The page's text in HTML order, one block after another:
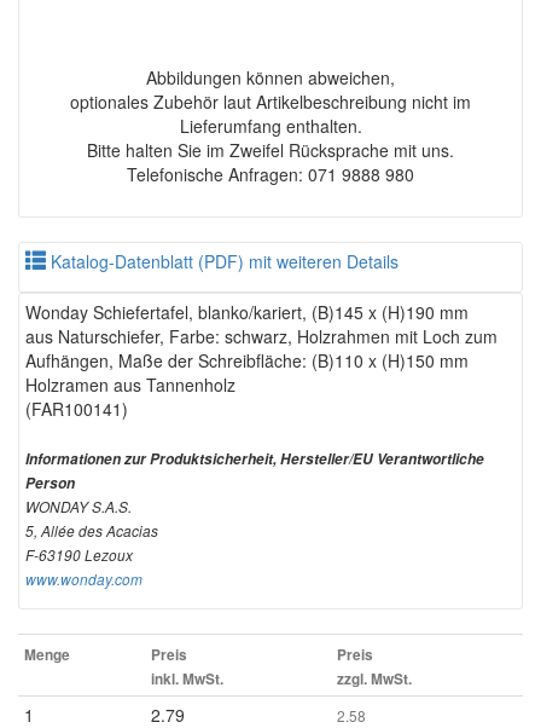
Abbildungen können abweichen,
optionales Zubehör laut Artikelbeschreibung nicht im
Lieferumfang enthalten.
Bitte halten Sie im Zweifel Rücksprache mit uns.
Telefonische Anfragen: 071 9888 980
Katalog-Datenblatt (PDF) mit weiteren Details
Wonday Schiefertafel, blanko/kariert, (B)145 x (H)190 mm
aus Naturschiefer, Farbe: schwarz, Holzrahmen mit Loch zum
Aufhängen, Maße der Schreibfläche: (B)110 x (H)150 mm
Holzramen aus Tannenholz
(FAR100141)
Informationen zur Produktsicherheit, Hersteller/EU Verantwortliche
Person
WONDAY S.A.S.
5, Allée des Acacias
F-63190 Lezoux
www.wonday.com
Menge
Preis
inkl. MwSt.
Preis
zzgl. MwSt.
1 2.79 2.58